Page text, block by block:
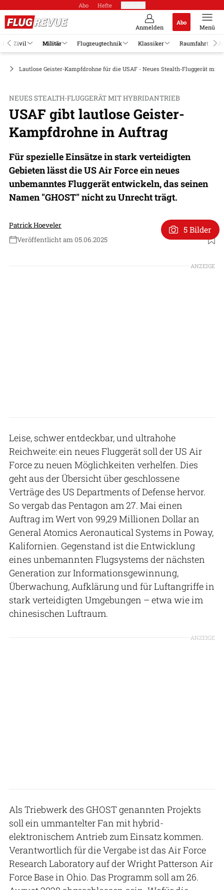
Abo Hefte
Anmelden
Abo
Menü
Zivil Militär Flugzeugtechnik Klassiker Raumfahrt
Lautlose Geister-Kampfdrohne für die USAF - Neues Stealth-Fluggerät mit
NEUES STEALTH-FLUGGERÄT MIT HYBRIDANTRIEB
USAF gibt lautlose Geister-
Kampfdrohne in Auftrag
Für spezielle Einsätze in stark verteidigten
Gebieten lässt die US Air Force ein neues
unbemanntes Fluggerät entwickeln, das seinen
Namen "GHOST" nicht zu Unrecht trägt.
Patrick Hoeveler
Veröffentlicht am 05.06.2025
Foto: General Atomics
5 Bilder
ANZEIGE
Leise, schwer entdeckbar, und ultrahohe
Reichweite: ein neues Fluggerät soll der US Air
Force zu neuen Möglichkeiten verhelfen. Dies
geht aus der Übersicht über geschlossene
Verträge des US Departments of Defense hervor.
So vergab das Pentagon am 27. Mai einen
Auftrag im Wert von 99,29 Millionen Dollar an
General Atomics Aeronautical Systems in Poway,
Kalifornien. Gegenstand ist die Entwicklung
eines unbemannten Flugsystems der nächsten
Generation zur Informationsgewinnung,
Überwachung, Aufklärung und für Luftangriffe in
stark verteidigten Umgebungen – etwa wie im
chinesischen Luftraum.
ANZEIGE
Als Triebwerk des GHOST genannten Projekts
soll ein ummantelter Fan mit hybrid-
elektronischem Antrieb zum Einsatz kommen.
Verantwortlich für die Vergabe ist das Air Force
Research Laboratory auf der Wright Patterson Air
Force Base in Ohio. Das Programm soll am 26.